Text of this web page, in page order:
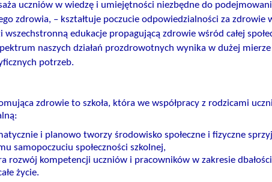
uczniów w wiedzę i umiejętności niezbędne do
zdrowia, – kształtuje poczucie odpowiedzialności za zdrowie
edukacje propagującą zdrowie wśród całej
naszych działań prozdrowotnych wynika w dużej
potrzeb.
zdrowie to szkoła, która we współpracy z rodzicami
i planowo tworzy środowisko społeczne i fizyczne
samopoczuciu społeczności szkolnej,
rozwój kompetencji uczniów i pracowników w zakresie
życie.